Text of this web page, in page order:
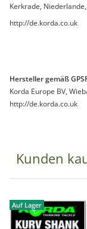
Kerkrade,
http://de.korda.co.uk
Hersteller gemäß
Korda Europe BV,
http://de.korda.co.uk
Kunden
Auf Lager